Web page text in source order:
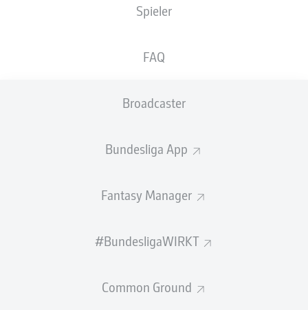
Spieler
FAQ
Broadcaster
Bundesliga App
Fantasy Manager
#BundesligaWIRKT
Common Ground